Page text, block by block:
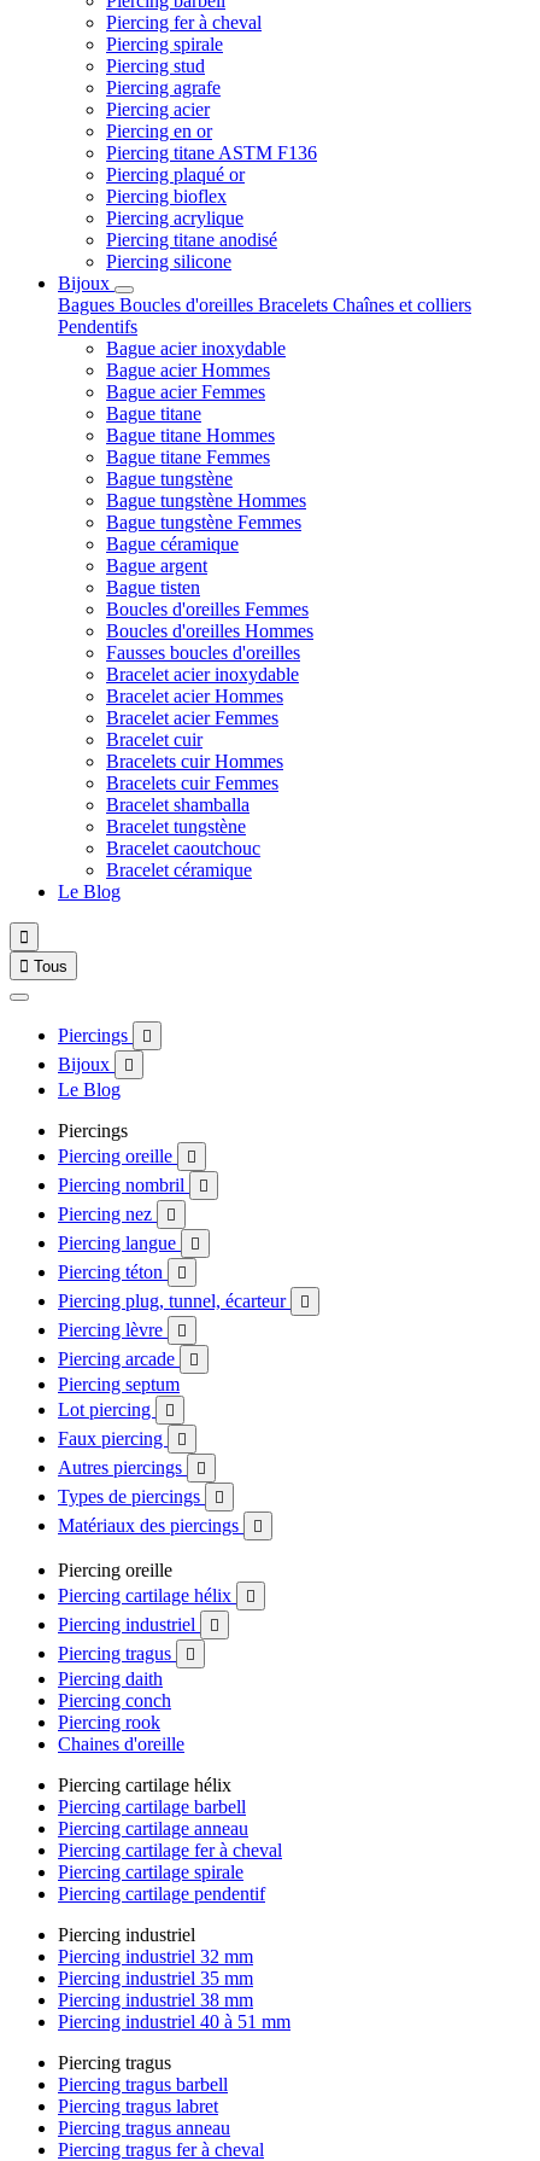
Piercing fer à cheval
Piercing spirale
Piercing stud
Piercing agrafe
Piercing acier
Piercing en or
Piercing titane ASTM F136
Piercing plaqué or
Piercing bioflex
Piercing acrylique
Piercing titane anodisé
Piercing silicone
Bijoux
Bagues Boucles d'oreilles Bracelets Chaînes et colliers
Pendentifs
Bague acier inoxydable
Bague acier Hommes
Bague acier Femmes
Bague titane
Bague titane Hommes
Bague titane Femmes
Bague tungstène
Bague tungstène Hommes
Bague tungstène Femmes
Bague céramique
Bague argent
Bague tisten
Boucles d'oreilles Femmes
Boucles d'oreilles Hommes
Fausses boucles d'oreilles
Bracelet acier inoxydable
Bracelet acier Hommes
Bracelet acier Femmes
Bracelet cuir
Bracelets cuir Hommes
Bracelets cuir Femmes
Bracelet shamballa
Bracelet tungstène
Bracelet caoutchouc
Bracelet céramique
Le Blog

 Tous
Piercings 
Bijoux 
Le Blog
Piercings
Piercing oreille

Piercing nombril 
Piercing nez 
Piercing langue 
Piercing téton 
Piercing plug, tunnel, écarteur 
Piercing lèvre 
Piercing arcade 
Piercing septum
Lot piercing

Faux piercing 
Autres piercings 
Types de piercings 
Matériaux des piercings 
Piercing oreille
Piercing cartilage hélix

Piercing industriel 
Piercing tragus 
Piercing daith
Piercing conch
Piercing rook
Chaines d'oreille
Piercing cartilage hélix
Piercing cartilage barbell
Piercing cartilage anneau
Piercing cartilage fer à cheval
Piercing cartilage spirale
Piercing cartilage pendentif
Piercing industriel
Piercing industriel 32 mm
Piercing industriel 35 mm
Piercing industriel 38 mm
Piercing industriel 40 à 51 mm
Piercing tragus
Piercing tragus barbell
Piercing tragus labret
Piercing tragus anneau
Piercing tragus fer à cheval